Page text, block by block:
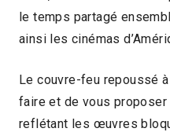
le temps partagé
ainsi les cinémas
Le couvre-feu repoussé
faire et de vous proposer
reflétant les œuvres